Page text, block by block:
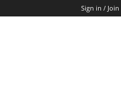
Sign in / Join